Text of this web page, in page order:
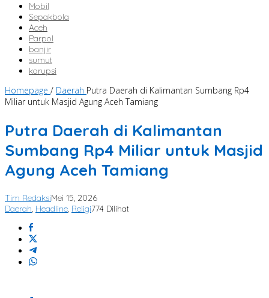
Mobil
Sepakbola
Aceh
Parpol
banjir
sumut
korupsi
Homepage / Daerah Putra Daerah di Kalimantan Sumbang Rp4
Miliar untuk Masjid Agung Aceh Tamiang
Putra Daerah di Kalimantan
Sumbang Rp4 Miliar untuk Masjid
Agung Aceh Tamiang
Tim RedaksiMei 15, 2026
Daerah, Headline, Religi774 Dilihat